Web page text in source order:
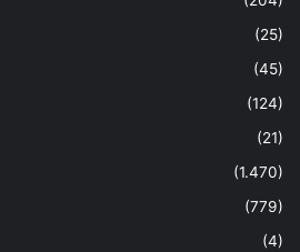
(25)
(45)
(124)
(21)
(1.470)
(779)
(4)